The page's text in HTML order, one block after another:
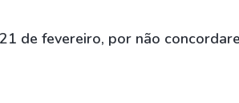
de fevereiro, por não